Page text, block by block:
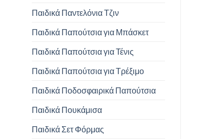
Παιδικά Παντελόνια Τζιν
Παιδικά Παπούτσια για Μπάσκετ
Παιδικά Παπούτσια για Τένις
Παιδικά Παπούτσια για Τρέξιμο
Παιδικά Ποδοσφαιρικά Παπούτσια
Παιδικά Πουκάμισα
Παιδικά Σετ Φόρμας